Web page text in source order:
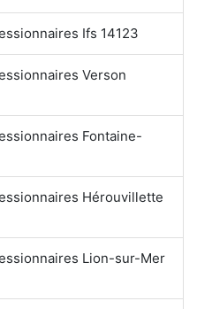
Ifs 14123
Verson
Fontaine-
Hérouvillette
Lion-sur-Mer